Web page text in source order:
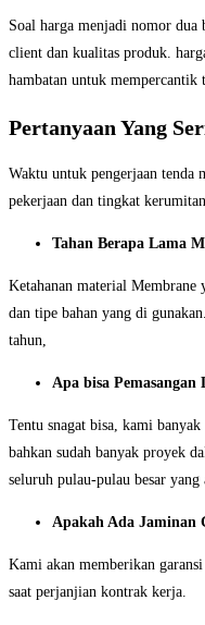
Soal harga menjadi nomor dua
client dan kualitas produk.
hambatan untuk mempercantik
Pertanyaan Yang
Waktu untuk pengerjaan tenda
pekerjaan dan tingkat
Tahan Berapa Lama
Ketahanan material Membrane
dan tipe bahan yang di
tahun,
Apa bisa
Tentu snagat bisa, kami
bahkan sudah banyak proyek
seluruh pulau-pulau besar
Apakah Ada Jaminan
Kami akan memberikan garansi
saat perjanjian kontrak kerja.